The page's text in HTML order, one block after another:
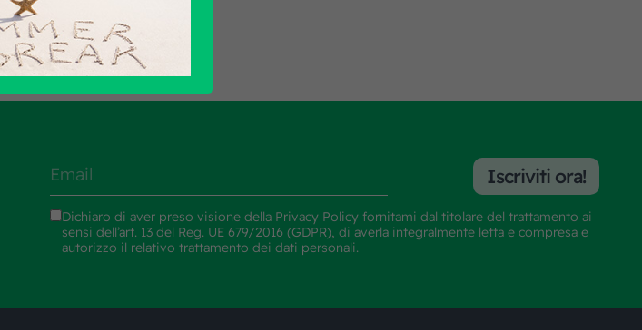
Dichiaro di aver preso visione della Privacy Policy fornitami dal titolare del trattamento ai
sensi dell’art. 13 del Reg. UE 679/2016 (GDPR), di averla integralmente letta e compresa e
autorizzo il relativo trattamento dei dati personali.
Iscriviti ora!